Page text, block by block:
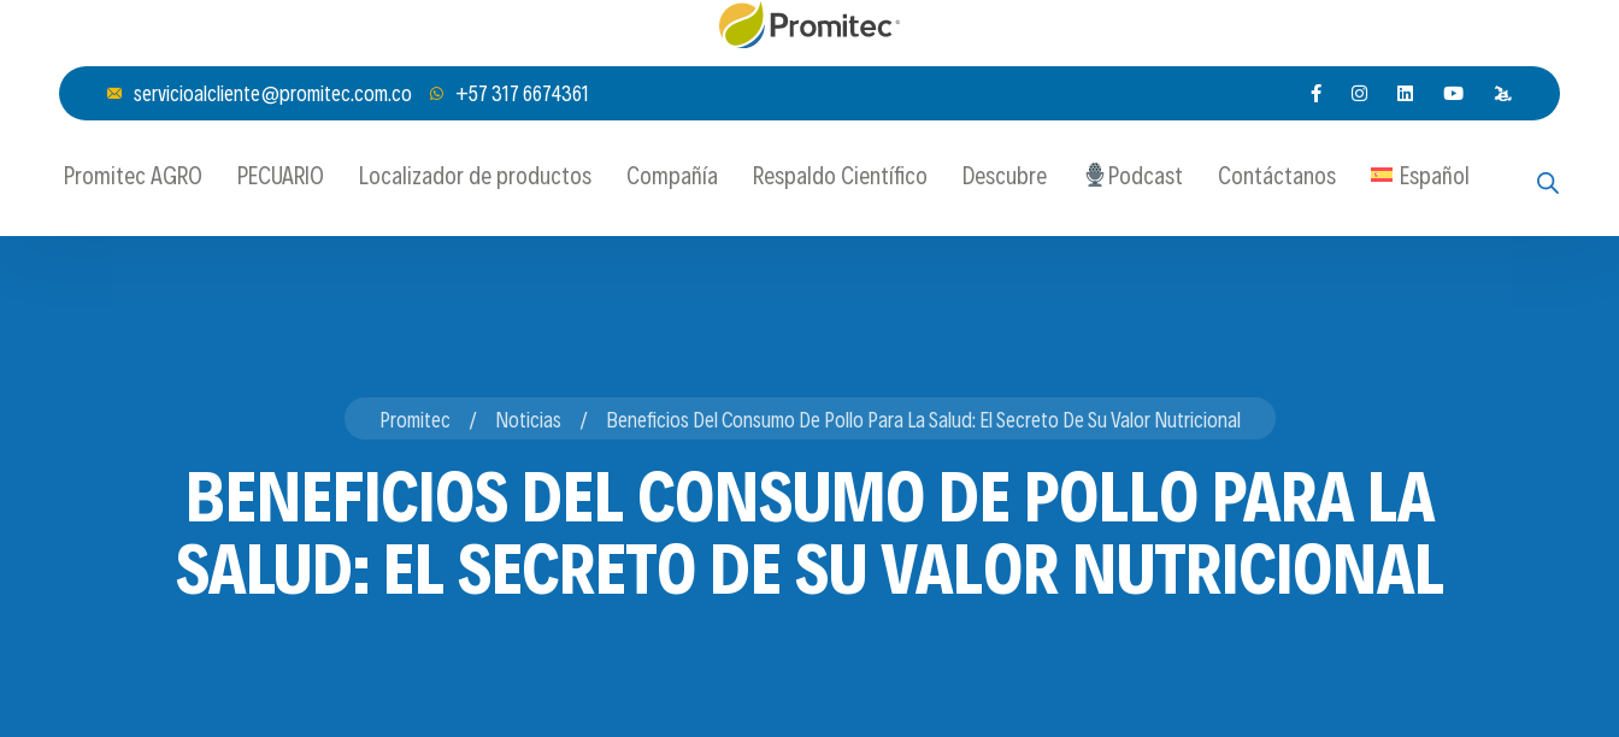
servicioalcliente@promitec.com.co +57 317 6674361
Promitec AGRO PECUARIO Localizador de productos Compañía Respaldo Científico Descubre Podcast Contáctanos Español
Promitec Noticias Beneficios Del Consumo De Pollo Para La Salud: El Secreto De Su Valor Nutricional
BENEFICIOS DEL CONSUMO DE POLLO PARA LA
SALUD: EL SECRETO DE SU VALOR NUTRICIONAL